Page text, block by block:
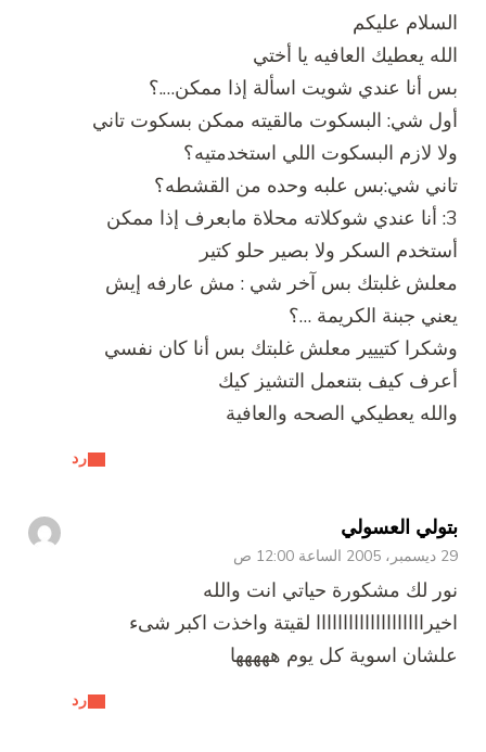
رد
السلام عليكم
الله يعطيك العافيه يا أختي
بس أنا عندي شويت اسألة إذا ممكن….؟
أول شي: البسكوت مالقيته ممكن بسكوت تاني
ولا لازم البسكوت اللي استخدمتيه؟
تاني شي:بس علبه وحده من القشطه؟
3: أنا عندي شوكلاته محلاة مابعرف إذا ممكن
أستخدم السكر ولا بصير حلو كتير
معلش غلبتك بس آخر شي : مش عارفه إيش
يعني جبنة الكريمة …؟
وشكرا كتييير معلش غلبتك بس أنا كان نفسي
أعرف كيف بتنعمل التشيز كيك
والله يعطيكي الصحه والعافية
بتولي العسولي
29 ديسمبر، 2005 الساعة 12:00 ص
رد
نور لك مشكورة حياتي انت والله
اخيراااااااااااااااااااا لقيتة واخذت اكبر شىء
علشان اسوية كل يوم ههههها